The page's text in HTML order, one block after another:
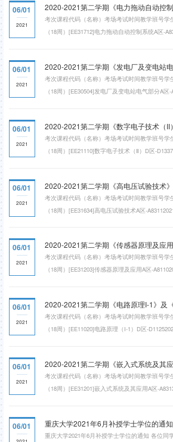
06/01
2021
2020-2021第二学期《电力拖动自动控
考次课程代码（名称）考场考试时间教学班号学
（18周）[EE31712]电力拖动自动控制系统A区-
06/01
2021
2020-2021第二学期《发电厂及变电站
考次课程代码（名称）考场考试时间教学班号学
（18周）[EE30504]发电厂及变电站电气部分A区-
06/01
2021
2020-2021第二学期《数字电子技术（II
考次课程代码（名称）考场考试时间教学班号学
（18周）[EE21110]数字电子技术（Ⅱ）D区-
（18周）[EE21110]数字电子技术（Ⅱ）D区-
三]14:30~16:3000329周静期末集中考试周（18周
06/01
2021
2020-2021第二学期《高电压试验技术
考次课程代码（名称）考场考试时间教学班号学
（18周）[EE31634]高电压试验技术A区-
[EE31634]高电压试验技术A区-A83132021-06-30
三]09:00~11:00005;00438赵学童
06/01
2021
2020-2021第二学期《传感器原理及应
考次课程代码（名称）考场考试时间教学班号学
（18周）[EE31203]传感器原理及应用A区-
[EE31203]传感器原理及应用A区-A81122021-06-
姚骏
06/01
2021
2020-2021第二学期《电路原理I-1》及
考次课程代码（名称）考场考试时间教学班号学
（18周）[EE11020]电路原理（I-1）D区-
[EE11020]电路原理（I-1）D区-D11332021-06-28
新期末集中考试周（18周）[EE11020]电路原理
06/01
2021
2020-2021第二学期《嵌入式系统及其
考次课程代码（名称）考场考试时间教学班号学
（18周）[EE31201]嵌入式系统及其应用A区-
06/01 重庆大学2021年6月补授学士学位的通知
重庆大学2021年6月补授学士学位的通知 ​各